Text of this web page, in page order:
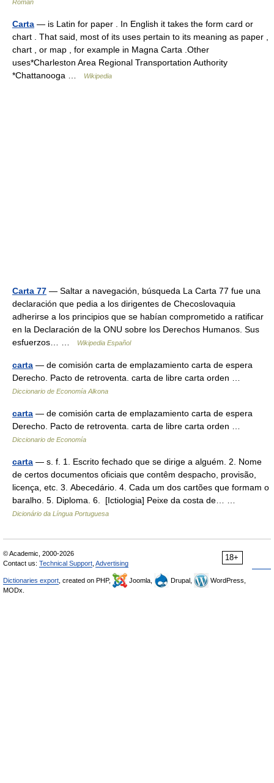
Român
Carta — is Latin for paper . In English it takes the form card or
chart . That said, most of its uses pertain to its meaning as paper ,
chart , or map , for example in Magna Carta .Other
uses*Charleston Area Regional Transportation Authority
*Chattanooga …
Wikipedia
Carta 77 — Saltar a navegación, búsqueda La Carta 77 fue una
declaración que pedia a los dirigentes de Checoslovaquia
adherirse a los principios que se habían comprometido a ratificar
en la Declaración de la ONU sobre los Derechos Humanos. Sus
esfuerzos… …
Wikipedia Español
carta — de comisión carta de emplazamiento carta de espera
Derecho. Pacto de retroventa. carta de libre carta orden …
Diccionario de Economía Alkona
carta — de comisión carta de emplazamiento carta de espera
Derecho. Pacto de retroventa. carta de libre carta orden …
Diccionario de Economía
carta — s. f. 1. Escrito fechado que se dirige a alguém. 2. Nome
de certos documentos oficiais que contêm despacho, provisão,
licença, etc. 3. Abecedário. 4. Cada um dos cartões que formam o
baralho. 5. Diploma. 6. [Ictiologia] Peixe da costa de… …
Dicionário da Língua Portuguesa
18+
© Academic, 2000-2026
Contact us: Technical Support Advertising
Dictionaries export , created on PHP, Joomla, Drupal,
WordPress,
MODx.